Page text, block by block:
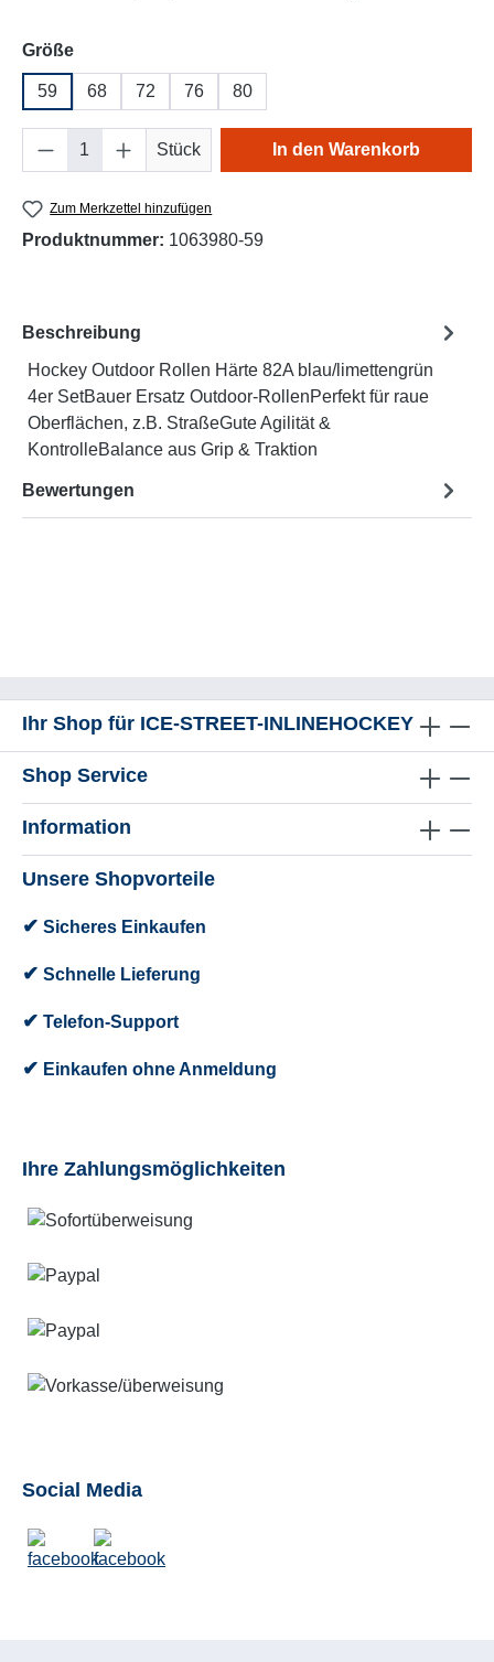
Größeauswählen
59 68 72 76 80
Produkt Anzahl: Gib den gewünschten
Stück In den Warenkorb
Zum Merkzettel hinzufügen
Produktnummer: 1063980-59
Beschreibung
Hockey Outdoor Rollen Härte 82A blau/limettengrün
4er SetBauer Ersatz Outdoor-RollenPerfekt für raue
Oberflächen, z.B. StraßeGute Agilität &
KontrolleBalance aus Grip & Traktion
Bewertungen
Ihr Shop für ICE-STREET-INLINEHOCKEY
Shop Service
Information
Unsere Shopvorteile
✔ Sicheres Einkaufen
✔ Schnelle Lieferung
✔ Telefon-Support
✔ Einkaufen ohne Anmeldung
Ihre Zahlungsmöglichkeiten
Social Media